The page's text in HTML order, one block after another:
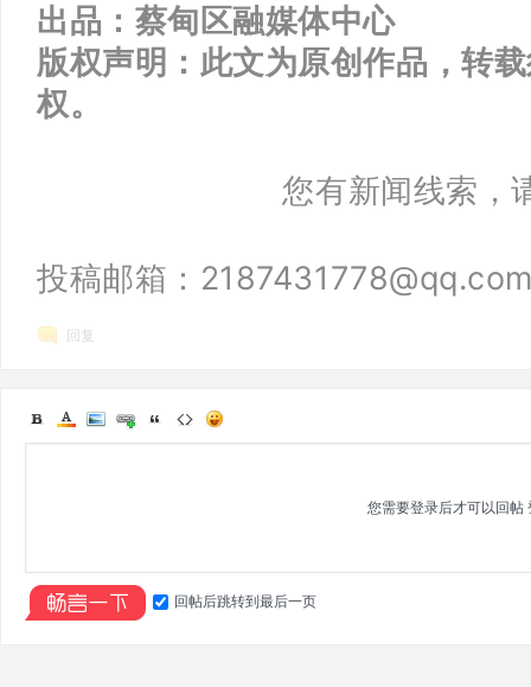
出品： 蔡甸区融媒体中心
版权声明：此文为原创作品，转
权。
您有新闻线索，
投稿邮箱：
回复
您需要登录后才可以回帖
回帖后跳转到最后一页